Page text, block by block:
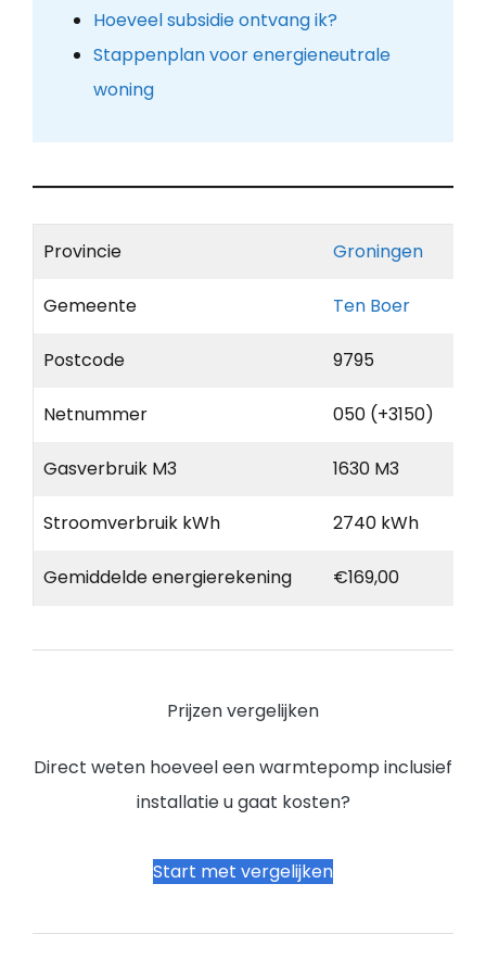
Hoeveel subsidie ontvang ik?
Stappenplan voor energieneutrale
woning
Provincie Groningen
Gemeente Ten Boer
Postcode 9795
Netnummer 050 (+3150)
Gasverbruik M3 1630 M3
Stroomverbruik kWh 2740 kWh
Gemiddelde energierekening €169,00
Prijzen vergelijken
Direct weten hoeveel een warmtepomp inclusief
installatie u gaat kosten?
Start met vergelijken